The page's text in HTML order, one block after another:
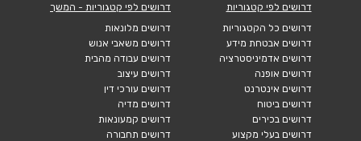
דרושים לפי קטגוריות
דרושים כל הקטגוריות
דרושים אבטחת מידע
דרושים אדמיניסטרציה
דרושים אופנה
דרושים אינטרנט
דרושים ביטוח
דרושים בכירים
דרושים בעלי מקצוע
דרושים לפי קטגוריות - המשך
דרושים מלונאות
דרושים משאבי אנוש
דרושים עבודה מהבית
דרושים עיצוב
דרושים עורכי דין
דרושים מדיה
דרושים קמעונאות
דרושים תחבורה